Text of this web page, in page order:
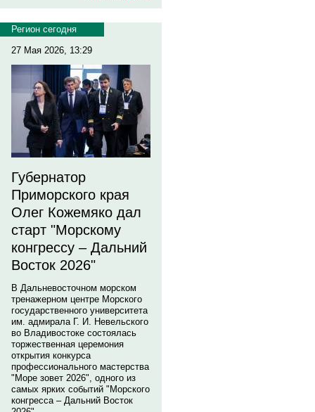
Регион сегодня
27 Мая 2026, 13:29
Губернатор
Приморского края
Олег Кожемяко дал
старт "Морскому
конгрессу – Дальний
Восток 2026"
В Дальневосточном морском
тренажерном центре Морского
государственного университета
им. адмирала Г. И. Невельского
во Владивостоке состоялась
торжественная церемония
открытия конкурса
профессионального мастерства
"Море зовет 2026", одного из
самых ярких событий "Морского
конгресса – Дальний Восток